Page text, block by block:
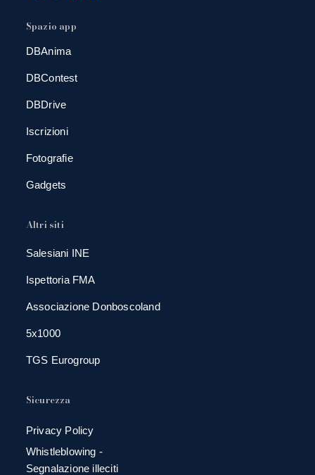
Spazio app
DBAnima
DBContest
DBDrive
Iscrizioni
Fotografie
Gadgets
Altri siti
Salesiani INE
Ispettoria FMA
Associazione Donboscoland
5x1000
TGS Eurogroup
Sicurezza
Privacy Policy
Whistleblowing -
Segnalazione illeciti